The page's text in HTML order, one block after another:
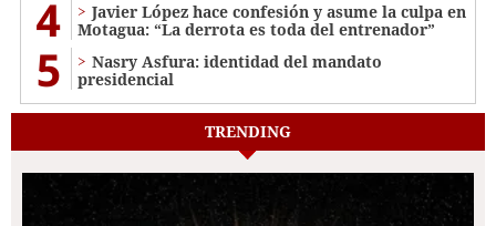
4
Javier López hace confesión y asume la culpa en
Motagua: “La derrota es toda del entrenador”
5
Nasry Asfura: identidad del mandato
presidencial
TRENDING